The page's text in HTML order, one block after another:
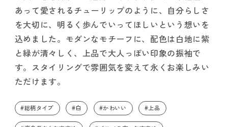
あって愛されるチューリップのように、自分らしさ
を大切に、明るく歩んでいってほしいという想いを
込めました。モダンなモチーフに、配色は白地に紫
と緑が清々しく、上品で大人っぽい印象の振袖で
す。スタイリングで雰囲気を変えて永くお楽しみい
ただけます。
#総柄タイプ #白 #かわいい #上品